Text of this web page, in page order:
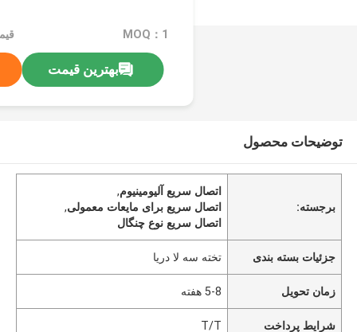
MOQ：1
بهترین قیمت
توضیحات محصول
برجسته:
اتصال سریع آلیومینیوم,
اتصال سریع برای مایعات معمولی,
اتصال سریع نوع چنگال
جزئیات بسته بندی تخته سه لا دریا
زمان تحویل 5-8 هفته
شرایط پرداخت T/T